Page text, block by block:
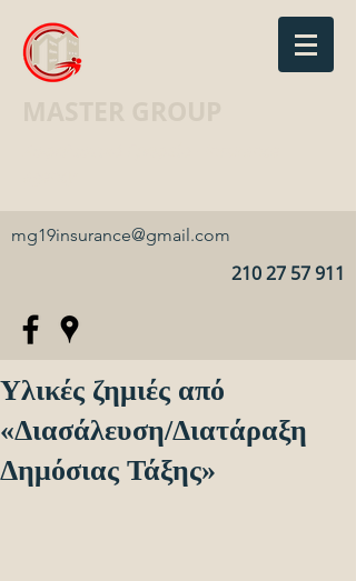
mg19insurance@gmail.com
210 27 57 911
Υλικές ζημιές από
«Διασάλευση/Διατάραξη
Δημόσιας Τάξης»